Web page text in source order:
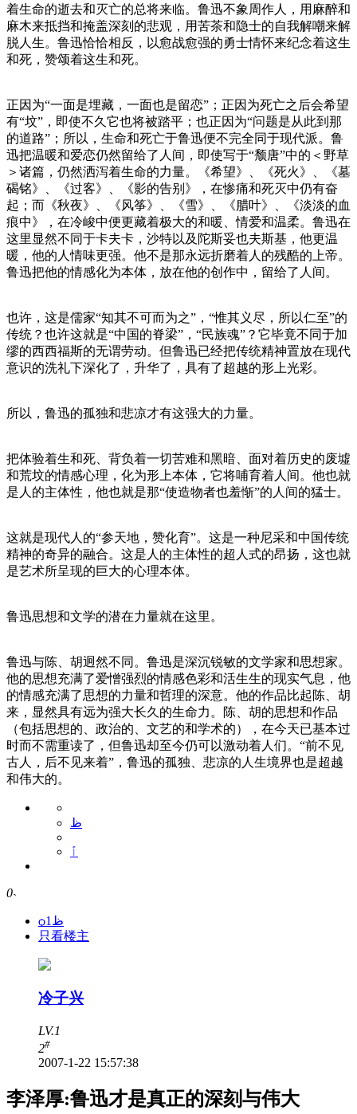
着生命的逝去和灭亡的总将来临。鲁迅不象周作人，用麻醉和
麻木来抵挡和掩盖深刻的悲观，用苦茶和隐士的自我解嘲来解
脱人生。鲁迅恰恰相反，以愈战愈强的勇士情怀来纪念着这生
和死，赞颂着这生和死。
正因为“一面是埋藏，一面也是留恋”；正因为死亡之后会希望
有“坟”，即使不久它也将被踏平；也正因为“问题是从此到那
的道路”；所以，生命和死亡于鲁迅便不完全同于现代派。鲁
迅把温暖和爱恋仍然留给了人间，即使写于“颓唐”中的＜野草
＞诸篇，仍然洒泻着生命的力量。《希望》、《死火》、《墓
碣铭》、《过客》、《影的告别》，在惨痛和死灭中仍有奋
起；而《秋夜》、《风筝》、《雪》、《腊叶》、《淡淡的血
痕中》，在冷峻中便更藏着极大的和暖、情爱和温柔。鲁迅在
这里显然不同于卡夫卡，沙特以及陀斯妥也夫斯基，他更温
暖，他的人情味更强。他不是那永远折磨着人的残酷的上帝。
鲁迅把他的情感化为本体，放在他的创作中，留给了人间。
也许，这是儒家“知其不可而为之”，“惟其义尽，所以仁至”的
传统？也许这就是“中国的脊梁”，“民族魂”？它毕竟不同于加
缪的西西福斯的无谓劳动。但鲁迅已经把传统精神置放在现代
意识的洗礼下深化了，升华了，具有了超越的形上光彩。
所以，鲁迅的孤独和悲凉才有这强大的力量。
把体验着生和死、背负着一切苦难和黑暗、面对着历史的废墟
和荒坟的情感心理，化为形上本体，它将哺育着人间。他也就
是人的主体性，他也就是那“使造物者也羞惭”的人间的猛士。
这就是现代人的“参天地，赞化育”。这是一种尼采和中国传统
精神的奇异的融合。这是人的主体性的超人式的昂扬，这也就
是艺术所呈现的巨大的心理本体。
鲁迅思想和文学的潜在力量就在这里。
鲁迅与陈、胡迥然不同。鲁迅是深沉锐敏的文学家和思想家。
他的思想充满了爱憎强烈的情感色彩和活生生的现实气息，他
的情感充满了思想的力量和哲理的深意。他的作品比起陈、胡
来，显然具有远为强大长久的生命力。陈、胡的思想和作品
（包括思想的、政治的、文艺的和学术的），在今天已基本过
时而不需重读了，但鲁迅却至今仍可以激动着人们。“前不见
古人，后不见来着”，鲁迅的孤独、悲凉的人生境界也是超越
和伟大的。
ظ
ٱ
0˴
ѻظ1
只看楼主
冷子兴
LV.1
2#
2007-1-22 15:57:38
李泽厚:鲁迅才是真正的深刻与伟大